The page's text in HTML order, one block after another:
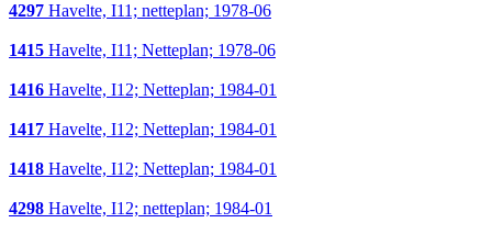
4297 Havelte, I11; netteplan; 1978-06
1415 Havelte, I11; Netteplan; 1978-06
1416 Havelte, I12; Netteplan; 1984-01
1417 Havelte, I12; Netteplan; 1984-01
1418 Havelte, I12; Netteplan; 1984-01
4298 Havelte, I12; netteplan; 1984-01